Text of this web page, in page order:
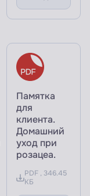
Памятка
для
клиента.
Домашний
уход при
розацеа.
PDF , 346.45
КБ